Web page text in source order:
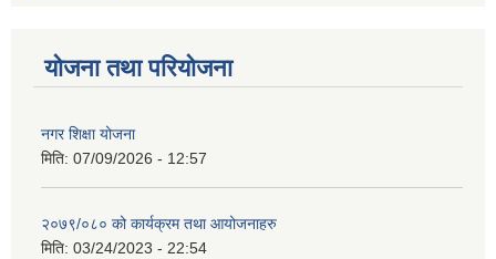
योजना तथा परियोजना
नगर शिक्षा योजना
मिति: 07/09/2026 - 12:57
२०७९/०८० को कार्यक्रम तथा आयोजनाहरु
मिति: 03/24/2023 - 22:54